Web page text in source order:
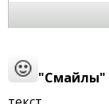
"Смайлы"